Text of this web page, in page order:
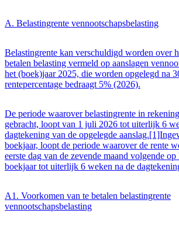
A. Belastingrente vennootschapsbelasting
Belastingrente kan verschuldigd worden over
betalen belasting vermeld op aanslagen
het (boek)jaar 2025, die worden opgelegd na
rentepercentage bedraagt 5% (2026).
De periode waarover belastingrente in
gebracht, loopt van 1 juli 2026 tot uiterlijk 6
dagtekening van de opgelegde
boekjaar, loopt de periode waarover de rente
eerste dag van de zevende maand volgende
boekjaar tot uiterlijk 6 weken na de
A1. Voorkomen van te betalen belastingrente
vennootschapsbelasting